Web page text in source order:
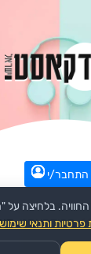
התחבר/י
>>הפודקאסט:
בלחיצה
פרטיות ותנאי שימוש